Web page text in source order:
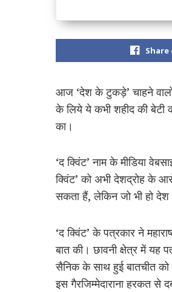
Share
आज ‘देश के टुकड़े’ चाहने
के लिये ये कभी शहीद की बेटी
का।
‘द क्विंट’ नाम के मीडिया
क्विंट’ को अभी देशद्रोह के
सकता हैं, लेकिन जो भी हो
‘द क्विंट’ के पत्रकार ने
बात की। छावनी क्षेत्र में यह
सैनिक के साथ हुई बातचीत
इस गैरजिम्मेदाराना हरकत